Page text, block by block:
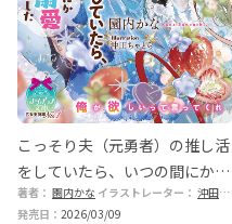
こっそり夫（元勇者）の推し活
をしていたら、いつの間にか執
着溺愛されていました
著者： 園内かな イラストレーター： 沖田ちゃとら
発売日： 2026/03/09